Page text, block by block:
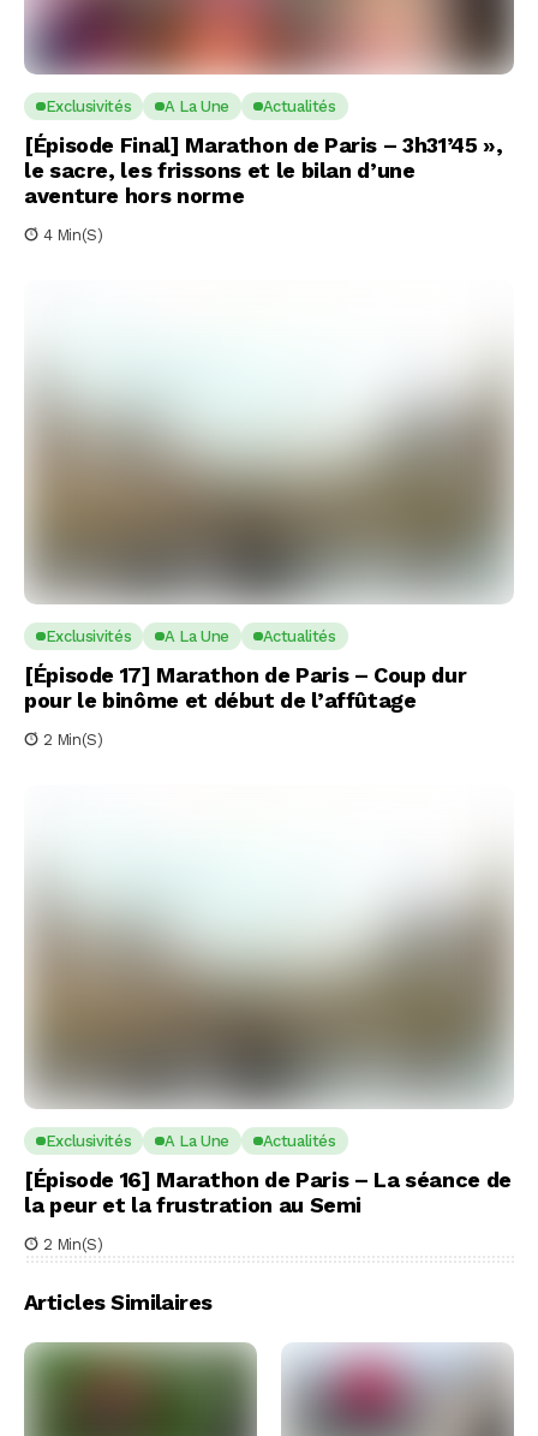
Exclusivités A La Une Actualités
[Épisode Final] Marathon de Paris – 3h31’45 »,
le sacre, les frissons et le bilan d’une
aventure hors norme
4 Min(s)
Exclusivités A La Une Actualités
[Épisode 17] Marathon de Paris – Coup dur
pour le binôme et début de l’affûtage
2 Min(s)
Exclusivités A La Une Actualités
[Épisode 16] Marathon de Paris – La séance de
la peur et la frustration au Semi
2 Min(s)
Articles Similaires